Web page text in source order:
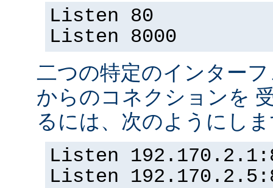
Listen 80
Listen 8000
二つの特定のインター
からのコネクションを
るには、次のようにし
Listen
Listen